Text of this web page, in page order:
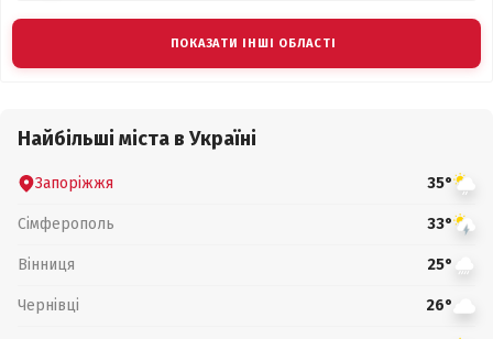
ПОКАЗАТИ ІНШІ ОБЛАСТІ
Найбільші міста в Україні
Запоріжжя 35°
Сімферополь 33°
Вінниця 25°
Чернівці 26°